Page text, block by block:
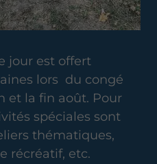
jour est offert
lors du congé
et la fin août. Pour
spéciales sont
thématiques,
récréatif, etc.